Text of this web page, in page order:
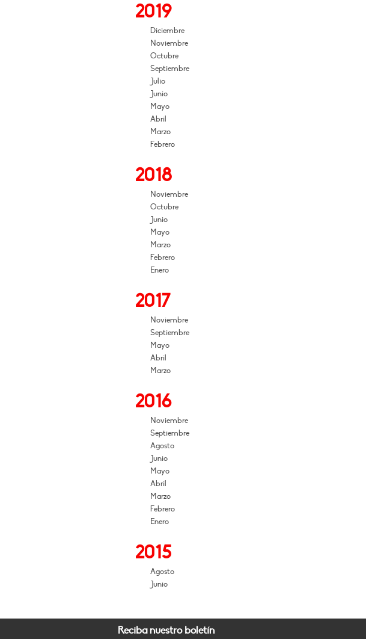
2019
Diciembre
Noviembre
Octubre
Septiembre
Julio
Junio
Mayo
Abril
Marzo
Febrero
2018
Noviembre
Octubre
Junio
Mayo
Marzo
Febrero
Enero
2017
Noviembre
Septiembre
Mayo
Abril
Marzo
2016
Noviembre
Septiembre
Agosto
Junio
Mayo
Abril
Marzo
Febrero
Enero
2015
Agosto
Junio
Reciba nuestro boletín